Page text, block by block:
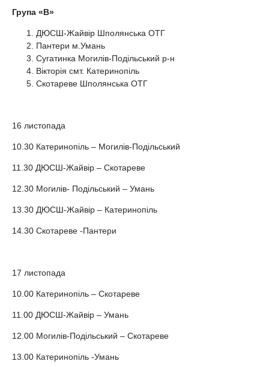
Група «В»
ДЮСШ-Жайвір Шполянська ОТГ
Пантери м.Умань
Сугатинка Могилів-Подільський р-н
Вікторія смт. Катеринопіль
Скотареве Шполянська ОТГ
16 листопада
10.30 Катеринопіль – Могилів-Подільський
11.30 ДЮСШ-Жайвір – Скотареве
12.30 Могилів- Подільський – Умань
13.30 ДЮСШ-Жайвір – Катеринопіль
14.30 Скотареве -Пантери
17 листопада
10.00 Катеринопіль – Скотареве
11.00 ДЮСШ-Жайвір – Умань
12.00 Могилів-Подільський – Скотареве
13.00 Катеринопіль -Умань